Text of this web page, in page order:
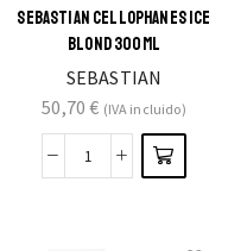
SEBASTIAN CELLOPHANES ICE
BLOND 300ML
SEBASTIAN
50,70€ (IVA incluido)